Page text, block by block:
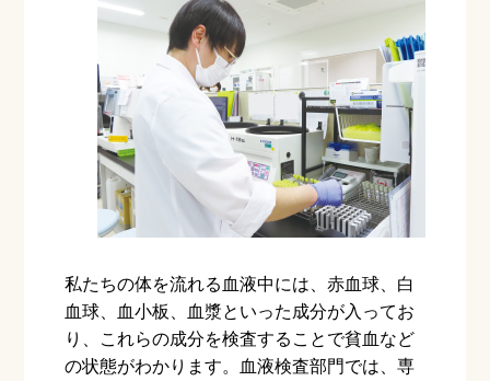
私たちの体を流れる血液中には、赤血球、白
血球、血小板、血漿といった成分が入ってお
り、これらの成分を検査することで貧血など
の状態がわかります。血液検査部門では、専